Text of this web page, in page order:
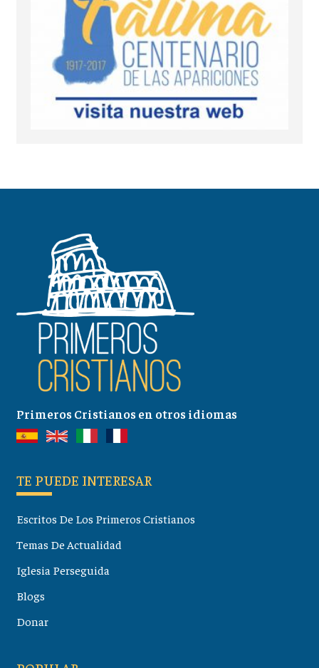
Primeros Cristianos en otros idiomas
TE PUEDE INTERESAR
Escritos De Los Primeros Cristianos
Temas De Actualidad
Iglesia Perseguida
Blogs
Donar